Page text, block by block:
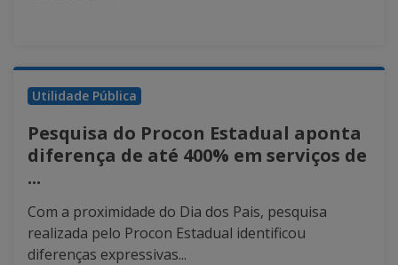
Utilidade Pública
Pesquisa do Procon Estadual aponta
diferença de até 400% em serviços de
...
Com a proximidade do Dia dos Pais, pesquisa
realizada pelo Procon Estadual identificou
diferenças expressivas...